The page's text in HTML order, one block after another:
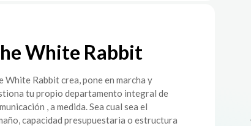
White Rabbit
White Rabbit crea, pone en marcha y
tu propio departamento integral de
, a medida. Sea cual sea el
capacidad presupuestaria o estructura